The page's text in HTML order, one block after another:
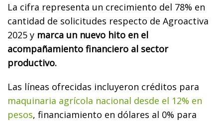
La cifra representa un crecimiento del 78% en
cantidad de solicitudes respecto de Agroactiva
2025 y marca un nuevo hito en el
acompañamiento financiero al sector
productivo.
Las líneas ofrecidas incluyeron créditos para
maquinaria agrícola nacional desde el 12% en
pesos, financiamiento en dólares al 0% para